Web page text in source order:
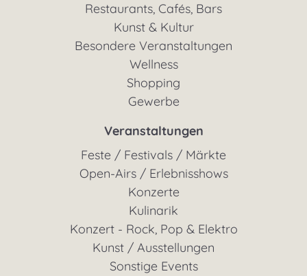
Restaurants, Cafés, Bars
Kunst & Kultur
Besondere Veranstaltungen
Wellness
Shopping
Gewerbe
Veranstaltungen
Feste / Festivals / Märkte
Open-Airs / Erlebnisshows
Konzerte
Kulinarik
Konzert - Rock, Pop & Elektro
Kunst / Ausstellungen
Sonstige Events